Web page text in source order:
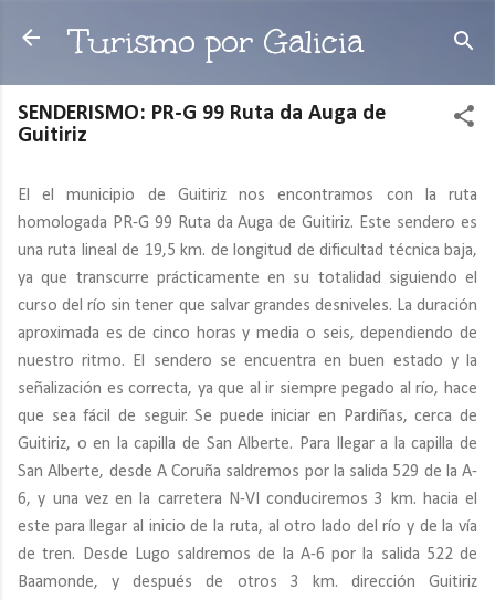
Ir al contenido principal
Turismo por Galicia
SENDERISMO: PR-G 99 Ruta da Auga de
Guitiriz
El el municipio de Guitiriz nos encontramos con la ruta
homologada PR-G 99 Ruta da Auga de Guitiriz. Este sendero es
una ruta lineal de 19,5 km. de longitud de dificultad técnica baja,
ya que transcurre prácticamente en su totalidad siguiendo el
curso del río sin tener que salvar grandes desniveles. La duración
aproximada es de cinco horas y media o seis, dependiendo de
nuestro ritmo. El sendero se encuentra en buen estado y la
señalización es correcta, ya que al ir siempre pegado al río, hace
que sea fácil de seguir. Se puede iniciar en Pardiñas, cerca de
Guitiriz, o en la capilla de San Alberte. Para llegar a la capilla de
San Alberte, desde A Coruña saldremos por la salida 529 de la A-
6, y una vez en la carretera N-VI conduciremos 3 km. hacia el
este para llegar al inicio de la ruta, al otro lado del río y de la vía
de tren. Desde Lugo saldremos de la A-6 por la salida 522 de
Baamonde, y después de otros 3 km. dirección Guitiriz